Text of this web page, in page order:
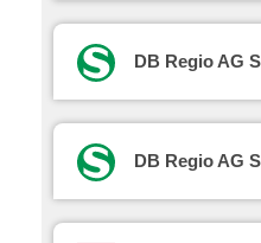
DB Regio AG
DB Regio AG